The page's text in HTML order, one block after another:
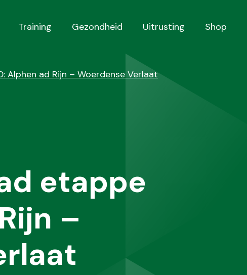
Training Gezondheid Uitrusting Shop
Alphen ad Rijn – Woerdense Verlaat
etappe
–